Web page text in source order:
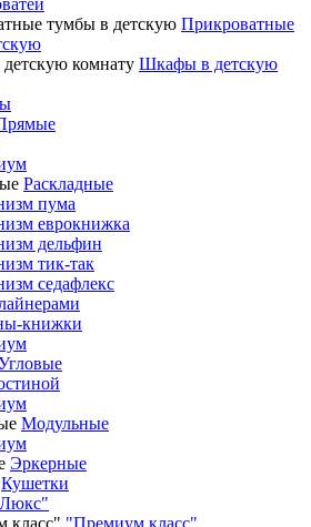
Прикроватные
Шкафы в детскую
Раскладные
пума
еврокнижка
дельфин
тик-так
седафлекс
книжки
Модульные
Эркерные
Кушетки
"Премиум класс"